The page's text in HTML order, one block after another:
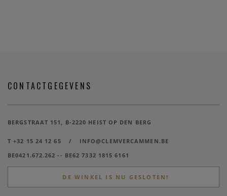
CONTACTGEGEVENS
BERGSTRAAT 151, B-2220 HEIST OP DEN BERG
T +32 15 24 12 65 /
INFO@CLEMVERCAMMEN.BE
BE0421.672.262 -- BE62 7332 1815 6161
DE WINKEL IS NU GESLOTEN!